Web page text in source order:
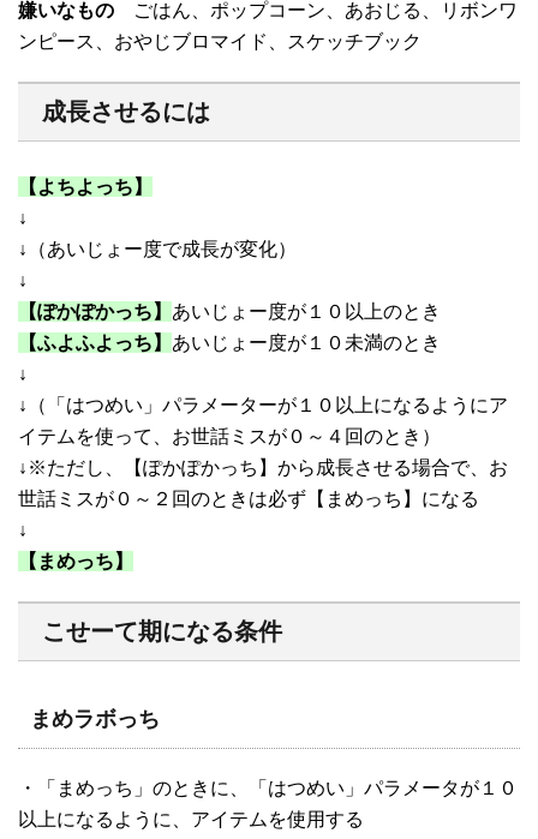
嫌いなもの ごはん、ポップコーン、あおじる、リボンワ
ンピース、おやじブロマイド、スケッチブック
成長させるには
【よちよっち】
↓
↓
（あいじょー度で成長が変化）
↓
【ぽかぽかっち】 あいじょー度が１０以上のとき
【ふよふよっち】 あいじょー度が１０未満のとき
↓
↓
（「はつめい」パラメーターが１０以上になるようにア
イテムを使って、お世話ミスが０～４回のとき）
↓ ※ただし、【ぽかぽかっち】から成長させる場合で、お
世話ミスが０～２回のときは必ず【まめっち】になる
↓
【まめっち】
こせーて期になる条件
まめラボっち
・「まめっち」のときに、「はつめい」パラメータが１０
以上になるように、アイテムを使用する